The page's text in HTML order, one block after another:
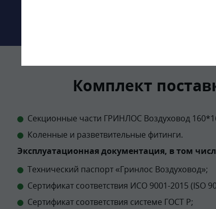
Комплект
Секционные части ГРИНЛОС Воздуховод
Коленные и разветвительные фитинги.
Эксплуатационная документация, в том
Технический паспорт «Гринлос Воздуховод»;
Сертификат соответствия ИСО 9001-2015 (ISO
Сертификат соответствия системе ГОСТ Р;